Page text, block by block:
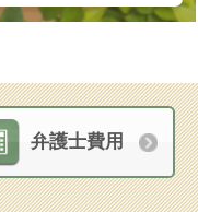
弁護士費用